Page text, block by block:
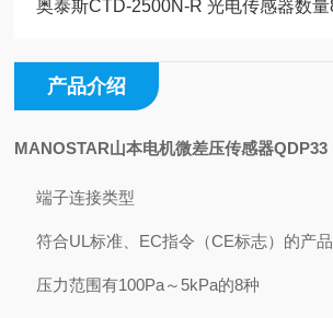
产品介绍
MANOSTAR山本电机微差压传感器QDP33
端子连接类型
符合UL标准、EC指令（CE标志）的产品
压力范围有100Pa～5kPa的8种